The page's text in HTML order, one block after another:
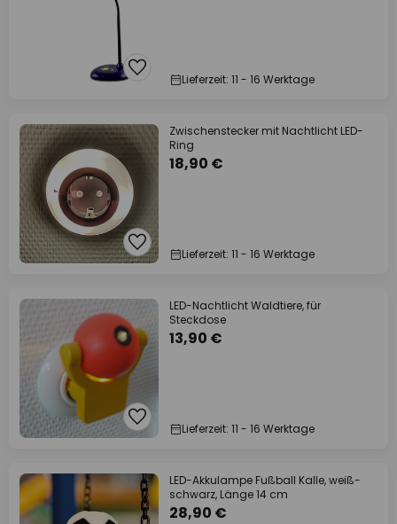
Lieferzeit: 11 - 16 Werktage
Zwischenstecker mit Nachtlicht LED-
Ring
18,90 €
Lieferzeit: 11 - 16 Werktage
LED-Nachtlicht Waldtiere, für
Steckdose
13,90 €
Lieferzeit: 11 - 16 Werktage
LED-Akkulampe Fußball Kalle, weiß-
schwarz, Länge 14 cm
28,90 €